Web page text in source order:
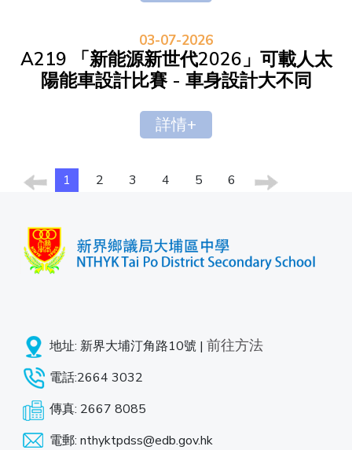
03-07-2026
A219 「新能源新世代2026」可載人太
陽能車設計比賽 - 車身設計大不同
詳情+
1 2 3 4 5 6
地址: 新界大埔汀角路10號 | 前往方法
電話:2664 3032
傳真: 2667 8085
電郵: nthyktpdss@edb.gov.hk